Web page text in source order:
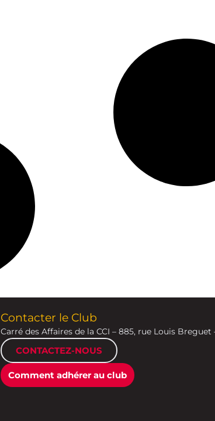
Contacter le Club
Carré des Affaires de la CCI – 885, rue Louis Breguet
CONTACTEZ-NOUS
Comment adhérer au club